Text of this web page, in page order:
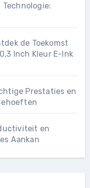
Technologie:
de Toekomst
Inch Kleur E-Ink
Prestaties en
en
Aankan